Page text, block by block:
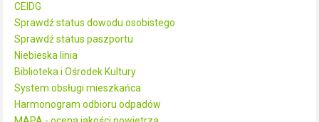
CEIDG
Sprawdź status dowodu osobistego
Sprawdź status paszportu
Niebieska linia
Biblioteka i Ośrodek Kultury
System obsługi mieszkańca
Harmonogram odbioru odpadów